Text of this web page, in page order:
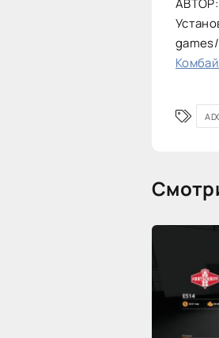
АВТОР: